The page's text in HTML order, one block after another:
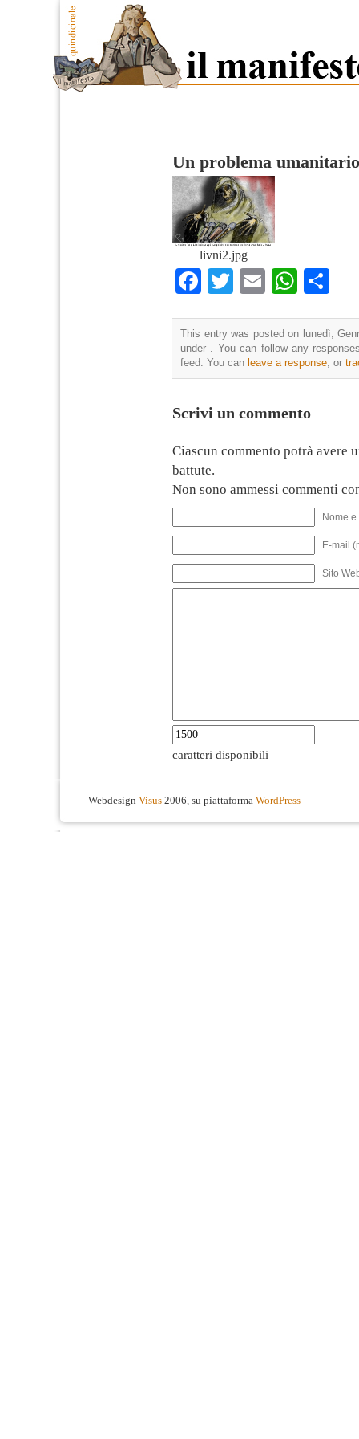
Un problema umanitario
livni2.jpg
Facebook
TwitterEmail
This entry was posted on lunedì,
under . You can follow any
feed. You can leave a response , or
Scrivi un commento
Ciascun commento potrà avere
battute.
Non sono ammessi commenti
Nome
E-mail
Sito
caratteri disponibili
Webdesign Visus 2006, su piattaforma WordPress